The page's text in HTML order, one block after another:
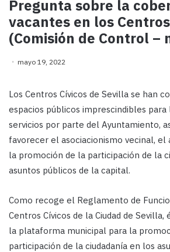
Pregunta sobre la
vacantes en los
(Comisión de Control –
mayo 19, 2022
Los Centros Cívicos de Sevilla se han
espacios públicos imprescindibles
servicios por parte del Ayuntamiento,
favorecer el asociacionismo vecinal, el
la promoción de la participación de la
asuntos públicos de la capital.
Como recoge el Reglamento de
Centros Cívicos de la Ciudad de
la plataforma municipal para la
participación de la ciudadanía en los